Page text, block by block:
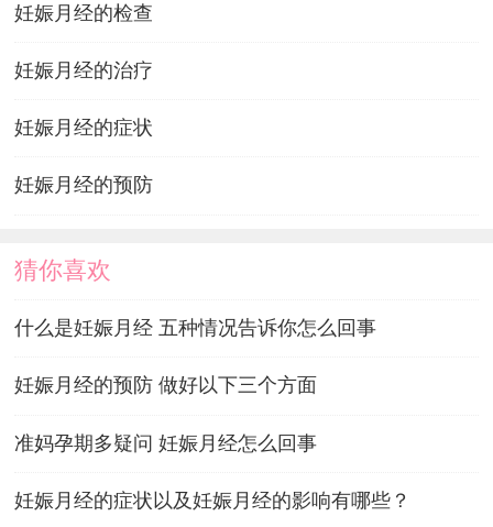
妊娠月经的检查
妊娠月经的治疗
妊娠月经的症状
妊娠月经的预防
猜你喜欢
什么是妊娠月经 五种情况告诉你怎么回事
妊娠月经的预防 做好以下三个方面
准妈孕期多疑问 妊娠月经怎么回事
妊娠月经的症状以及妊娠月经的影响有哪些？